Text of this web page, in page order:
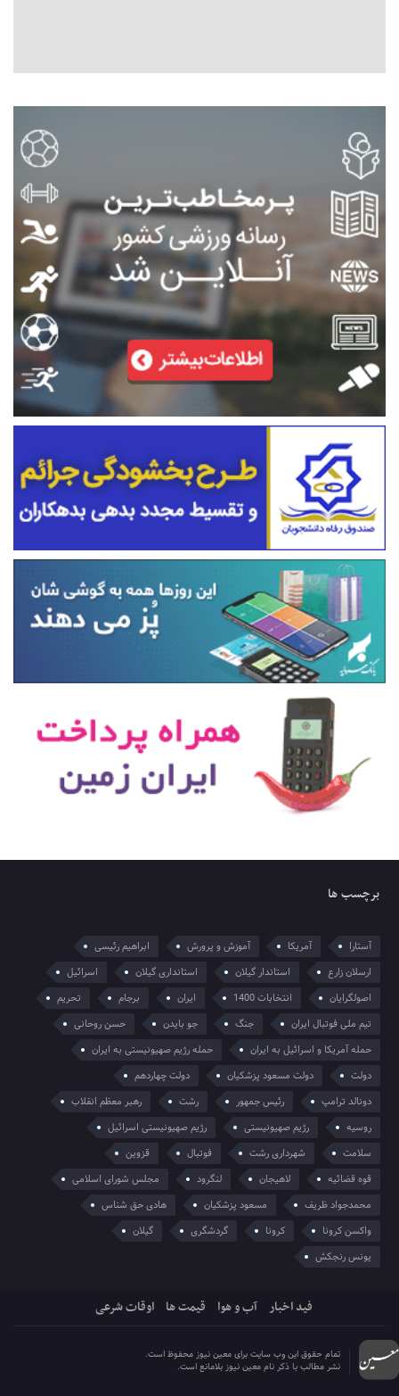
برچسب ها
آستارا آمریکا آموزش و پرورش
ابراهیم رئیسی
ارسلان زارع
استاندار گیلان استانداری گیلان
اسرائیل
اصولگرایان
انتخابات 1400 ایران برجام
تحریم
تیم ملی فوتبال ایران
جنگ جو بایدن
حسن روحانی
حمله آمریکا و اسرائیل به ایران
حمله رژیم صهیونیستی به ایران
دولت
دولت مسعود پزشکیان
دولت چهاردهم
دونالد ترامپ
رئیس جمهور رشت
رهبر معظم انقلاب
روسیه
رژیم صهیونیستی
رژیم صهیونیستی اسرائیل
سلامت
شهرداری رشت فوتبال
قزوین
قوه قضائیه
لاهیجان لنگرود
مجلس شورای اسلامی
محمدجواد ظریف
مسعود پزشکیان
هادی حق شناس
واکسن کرونا
کرونا گردشگری
گیلان
یونس رنجکش
فید اخبار آب و هوا قیمت ها اوقات شرعی
تمام حقوق این وب سایت برای معین نیوز محفوظ است.
نشر مطالب با ذکر نام معین نیوز بلامانع است.